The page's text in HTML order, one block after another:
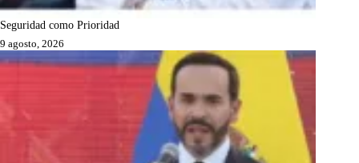
Seguridad como Prioridad
9 agosto, 2026